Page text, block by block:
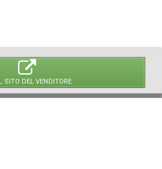
SITO DEL VENDITORE